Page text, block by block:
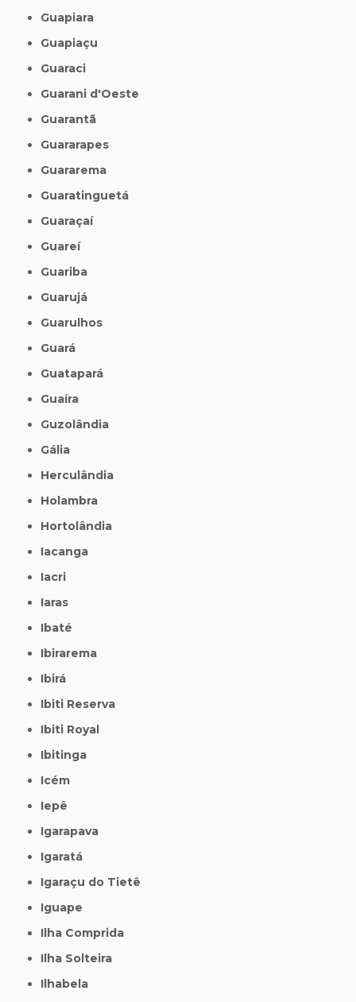
Guapiara
Guapiaçu
Guaraci
Guarani d'Oeste
Guarantã
Guararapes
Guararema
Guaratinguetá
Guaraçaí
Guareí
Guariba
Guarujá
Guarulhos
Guará
Guatapará
Guaíra
Guzolândia
Gália
Herculândia
Holambra
Hortolândia
Iacanga
Iacri
Iaras
Ibaté
Ibirarema
Ibirá
Ibiti Reserva
Ibiti Royal
Ibitinga
Icém
Iepê
Igarapava
Igaratá
Igaraçu do Tietê
Iguape
Ilha Comprida
Ilha Solteira
Ilhabela